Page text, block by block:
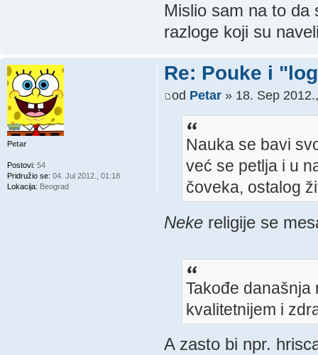
Mislio sam na to da
razloge koji su
Re: Pouke i
od Petar» 18. Sep
Nauka se bavi
već se petlja i u
čoveka, ostalog
Neke religije se
Takođe današnja
kvalitetnijem i
A zasto bi npr.
Petar
Postovi: 54
Pridružio se: 04. Jul 2012., 01:18
Lokacija: Beograd